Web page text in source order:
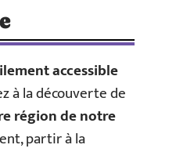
accessible
à la découverte de
région de notre
partir à la